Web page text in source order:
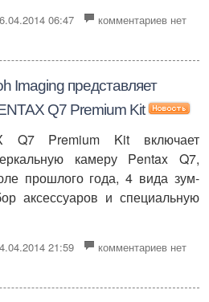
06:47 комментариев нет
Imaging представляет
Q7 Premium Kit
Q7 Premium Kit включает
камеру Pentax Q7,
прошлого года, 4 вида зум-
аксессуаров и специальную
21:59 комментариев нет